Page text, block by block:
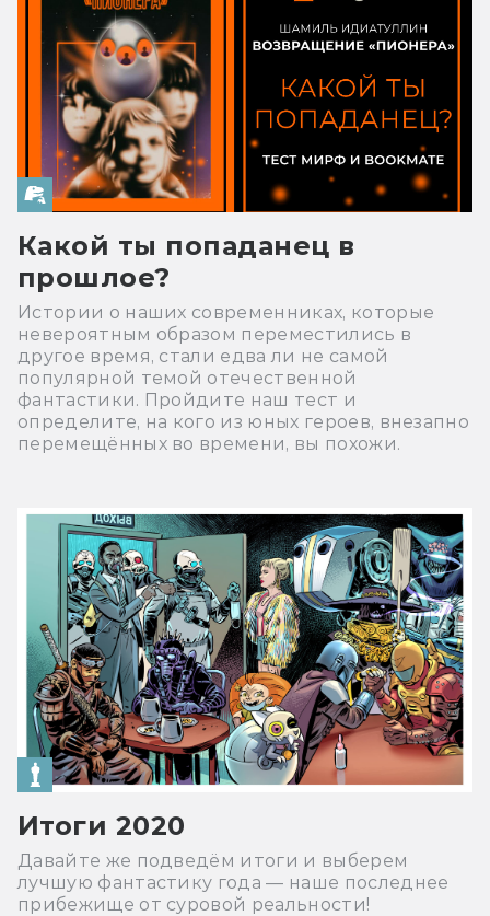
Какой ты попаданец в
прошлое?
Истории о наших современниках, которые
невероятным образом переместились в
другое время, стали едва ли не самой
популярной темой отечественной
фантастики. Пройдите наш тест и
определите, на кого из юных героев, внезапно
перемещённых во времени, вы похожи.
Итоги 2020
Давайте же подведём итоги и выберем
лучшую фантастику года — наше последнее
прибежище от суровой реальности!